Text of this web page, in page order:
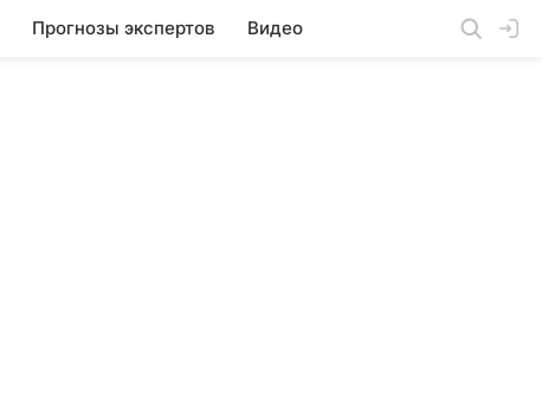
Прогнозы экспертов Видео